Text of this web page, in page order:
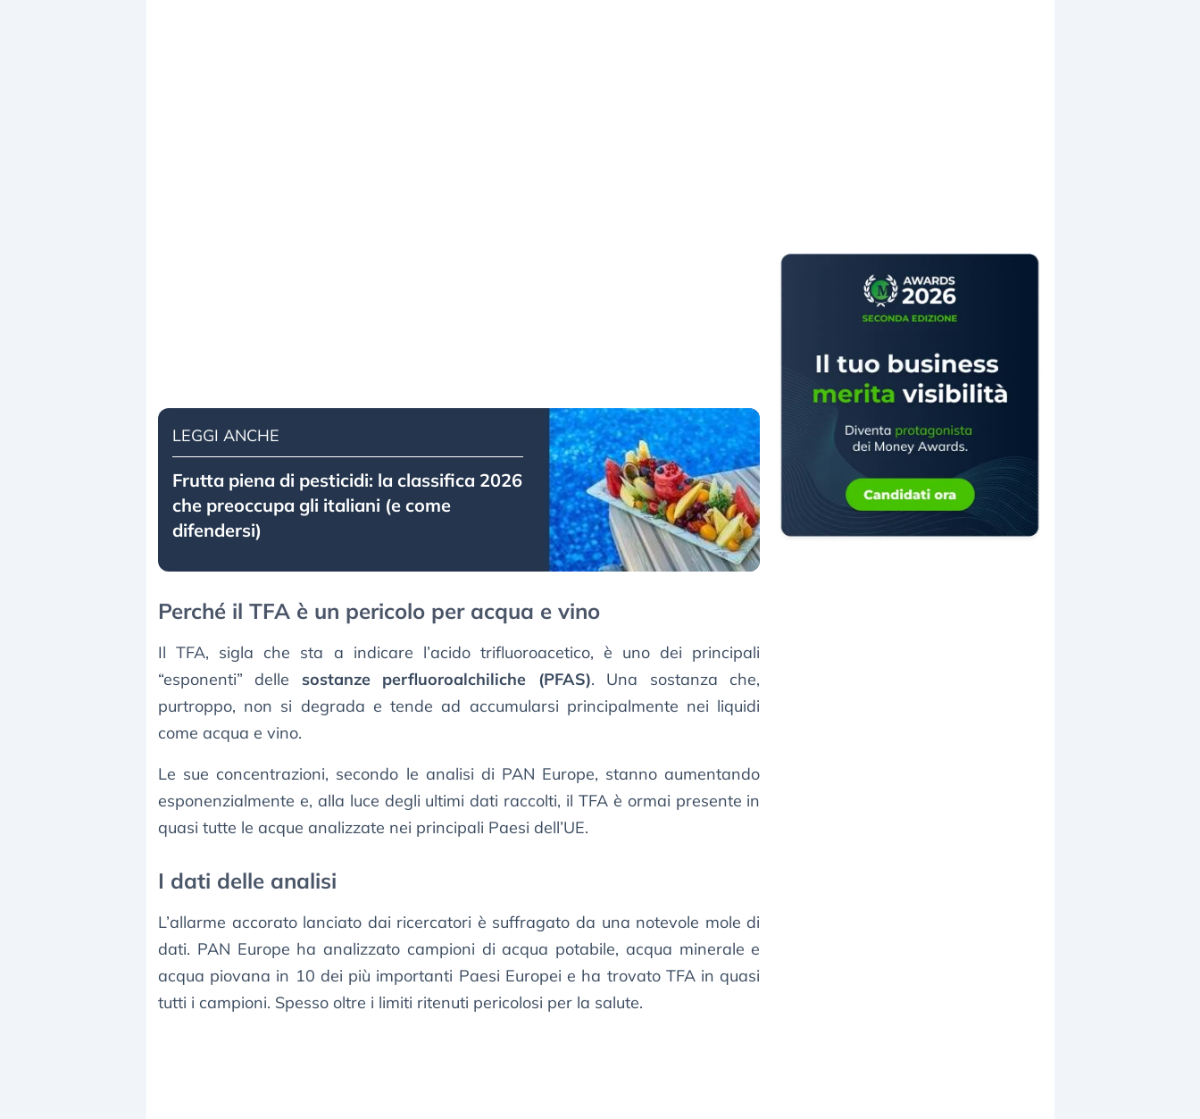
LEGGI ANCHE
Frutta piena di pesticidi: la classifica 2026
che preoccupa gli italiani (e come
difendersi)
Perché il TFA è un pericolo per acqua e vino
Il TFA, sigla che sta a indicare l’acido trifluoroacetico, è uno dei principali
“esponenti” delle sostanze perfluoroalchiliche (PFAS). Una sostanza che,
purtroppo, non si degrada e tende ad accumularsi principalmente nei liquidi
come acqua e vino.
Le sue concentrazioni, secondo le analisi di PAN Europe, stanno aumentando
esponenzialmente e, alla luce degli ultimi dati raccolti, il TFA è ormai presente in
quasi tutte le acque analizzate nei principali Paesi dell’UE.
I dati delle analisi
L’allarme accorato lanciato dai ricercatori è suffragato da una notevole mole di
dati. PAN Europe ha analizzato campioni di acqua potabile, acqua minerale e
acqua piovana in 10 dei più importanti Paesi Europei e ha trovato TFA in quasi
tutti i campioni. Spesso oltre i limiti ritenuti pericolosi per la salute.